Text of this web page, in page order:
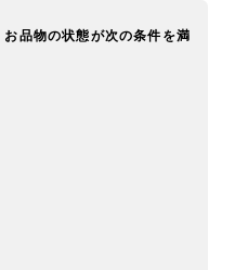
品物の状態が次の条件を満